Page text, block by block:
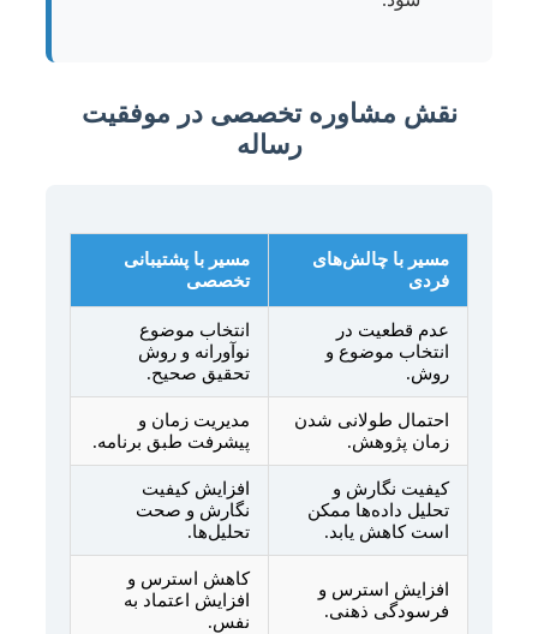
نقش مشاوره تخصصی در موفقیت
رساله
مسیر با چالش‌های
فردی
مسیر با پشتیبانی
تخصصی
عدم قطعیت در
انتخاب موضوع و
روش.
انتخاب موضوع
نوآورانه و روش
تحقیق صحیح.
احتمال طولانی شدن
زمان پژوهش.
مدیریت زمان و
پیشرفت طبق برنامه.
کیفیت نگارش و
تحلیل داده‌ها ممکن
است کاهش یابد.
افزایش کیفیت
نگارش و صحت
تحلیل‌ها.
افزایش استرس و
فرسودگی ذهنی.
کاهش استرس و
افزایش اعتماد به
نفس.